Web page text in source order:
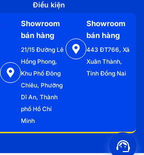
Điều kiện
Showroom
bán hàng
21/15 Đường Lê
Hồng Phong,
Khu Phố Đông
Chiêu, Phường
Dĩ An, Thành
phố Hồ Chí
Minh
Showroom
bán hàng
443 ĐT766, Xã
Xuân Thành,
Tỉnh Đồng Nai